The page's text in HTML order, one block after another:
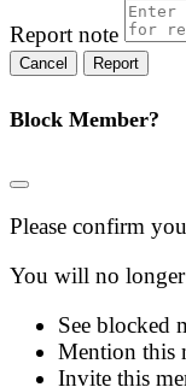
Report note
Report
Block Member?
Please confirm
You will no longer
See blocked
Mention this
Invite this